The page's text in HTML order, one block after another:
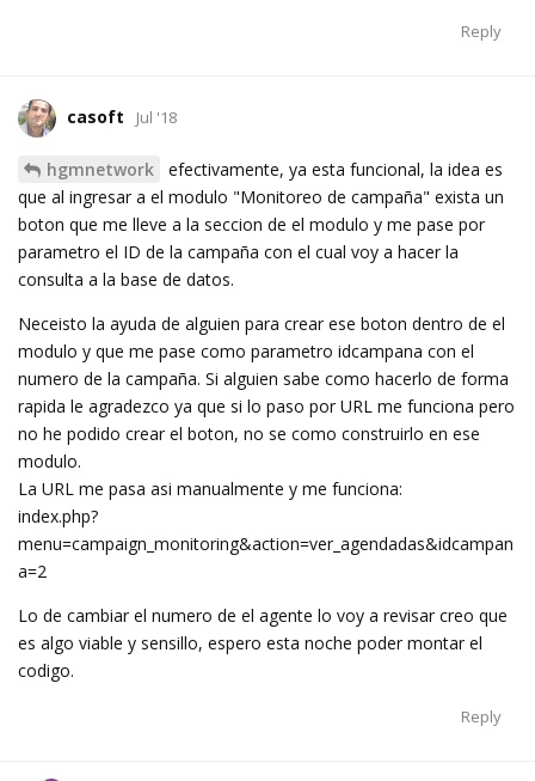
Reply
casoft Jul '18
hgmnetwork
efectivamente, ya esta funcional, la idea es
que al ingresar a el modulo "Monitoreo de campaña" exista un
boton que me lleve a la seccion de el modulo y me pase por
parametro el ID de la campaña con el cual voy a hacer la
consulta a la base de datos.
Neceisto la ayuda de alguien para crear ese boton dentro de el
modulo y que me pase como parametro idcampana con el
numero de la campaña. Si alguien sabe como hacerlo de forma
rapida le agradezco ya que si lo paso por URL me funciona pero
no he podido crear el boton, no se como construirlo en ese
modulo.
La URL me pasa asi manualmente y me funciona:
index.php?
menu=campaign_monitoring&action=ver_agendadas&idcampan
a=2
Lo de cambiar el numero de el agente lo voy a revisar creo que
es algo viable y sensillo, espero esta noche poder montar el
codigo.
Reply